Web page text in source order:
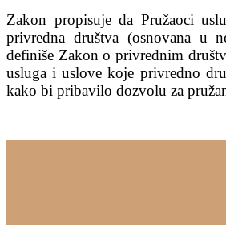
Zakon propisuje da Pružaoci
privredna društva (osnovana u
definiše Zakon o privrednim
usluga i uslove koje privredno
kako bi pribavilo dozvolu za